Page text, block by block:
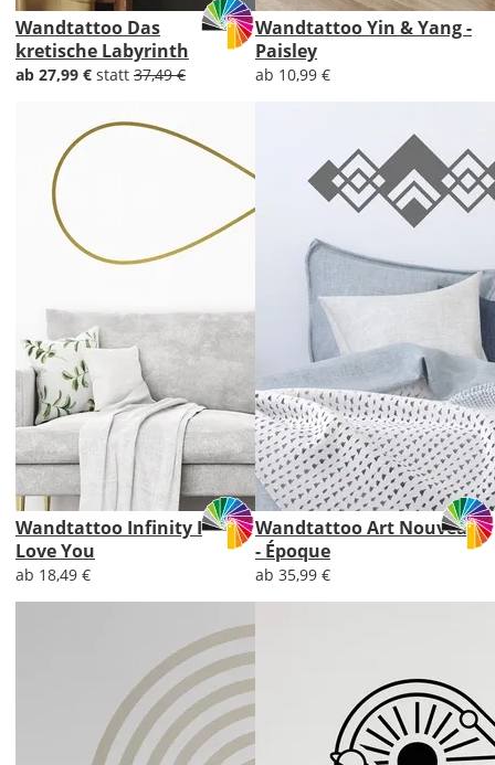
Wandtattoo Das
kretische Labyrinth
ab 27,99 € statt 37,49 €
Wandtattoo Yin & Yang -
Paisley
ab 10,99 €
Wandtattoo Infinity I
Love You
ab 18,49 €
Wandtattoo Art Nouveau
- Époque
ab 35,99 €